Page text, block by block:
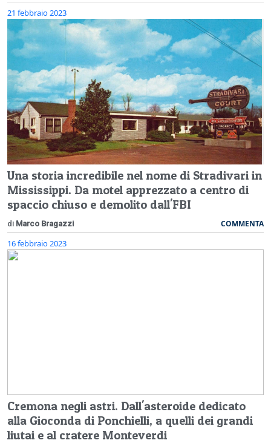
21 febbraio 2023
Una storia incredibile nel nome di Stradivari in
Mississippi. Da motel apprezzato a centro di
spaccio chiuso e demolito dall'FBI
di Marco Bragazzi COMMENTA
16 febbraio 2023
Cremona negli astri. Dall'asteroide dedicato
alla Gioconda di Ponchielli, a quelli dei grandi
liutai e al cratere Monteverdi